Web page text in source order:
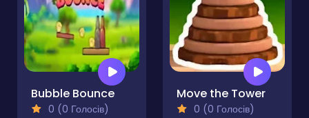
Bubble Bounce
0 (0 Голосів)
Move the Tower
0 (0 Голосів)